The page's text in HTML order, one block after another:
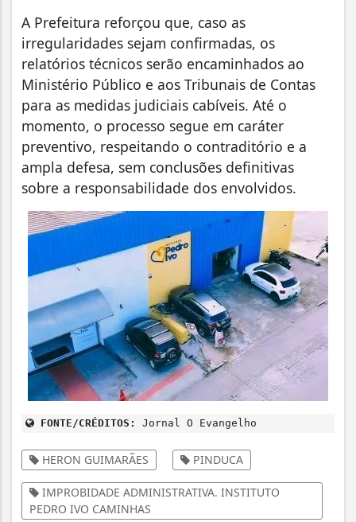
A Prefeitura reforçou que, caso as
irregularidades sejam confirmadas, os
relatórios técnicos serão encaminhados ao
Ministério Público e aos Tribunais de Contas
para as medidas judiciais cabíveis. Até o
momento, o processo segue em caráter
preventivo, respeitando o contraditório e a
ampla defesa, sem conclusões definitivas
sobre a responsabilidade dos envolvidos.
FONTE/CRÉDITOS: Jornal O Evangelho
HERON GUIMARÃES PINDUCA
IMPROBIDADE ADMINISTRATIVA. INSTITUTO
PEDRO IVO CAMINHAS